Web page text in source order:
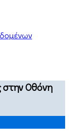
στην Οθόνη